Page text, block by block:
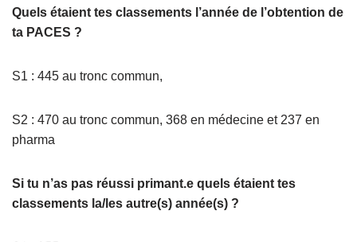
Quels étaient tes classements l’année de l’obtention de
ta PACES ?
S1 : 445 au tronc commun,
S2 : 470 au tronc commun, 368 en médecine et 237 en
pharma
Si tu n’as pas réussi primant.e quels étaient tes
classements la/les autre(s) année(s) ?